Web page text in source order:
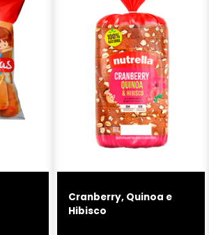
Cranberry, Quinoa e
Hibisco